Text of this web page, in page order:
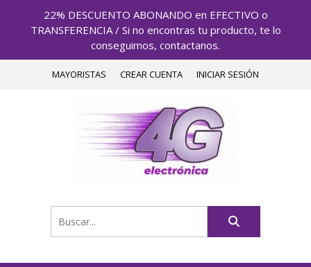
22% DESCUENTO ABONANDO en EFECTIVO o
TRANSFERENCIA / Si no encontras tu producto, te lo
conseguimos, contactanos.
MAYORISTAS CREAR CUENTA INICIAR SESIÓN